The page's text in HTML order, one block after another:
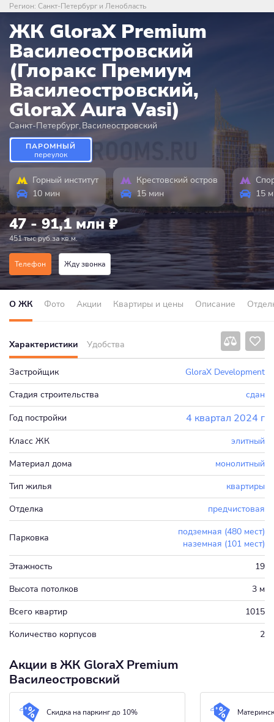
Регион: Санкт-Петербург и Ленобласть
ЖК GloraX Premium
Василеостровский
(Глоракс Премиум
Василеостровский,
GloraX Aura Vasi)
Санкт-Петербург,Василеостровский
ПАРОМНЫЙ
переулок
Горный институт
10 мин
Крестовский остров
15 мин
15
47 - 91,1 млн₽
451 тыс руб.за кв.м.
Телефон Жду звонка
О ЖК Фото Акции Квартиры и цены Описание
Характеристики Удобства
Застройщик
GloraX Development
Стадия строительства
сдан
Год постройки
4 квартал 2024 г
Класс ЖК
элитный
Материал дома
монолитный
Тип жилья
квартиры
Отделка
предчистовая
Парковка
подземная (480 мест)
наземная (101 мест)
Этажность
19
Высота потолков
3 м
Всего квартир
1015
Количество корпусов
2
Акции в ЖК GloraX Premium
Василеостровский
Скидка на паркинг до 10%